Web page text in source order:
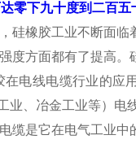
零下九十度到二百
硅橡胶工业不断面
度方面都有了提高
电线电缆行业的应
、冶金工业等）电
缆是它在电气工业